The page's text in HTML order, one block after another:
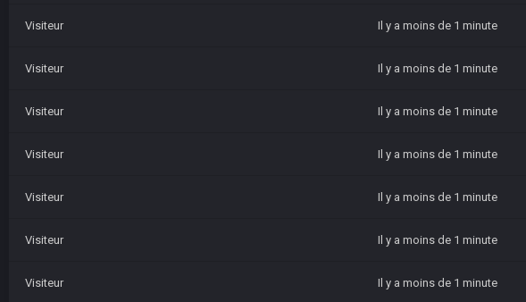
Visiteur Il y a moins de 1 minute
Visiteur Il y a moins de 1 minute
Visiteur Il y a moins de 1 minute
Visiteur Il y a moins de 1 minute
Visiteur Il y a moins de 1 minute
Visiteur Il y a moins de 1 minute
Visiteur Il y a moins de 1 minute